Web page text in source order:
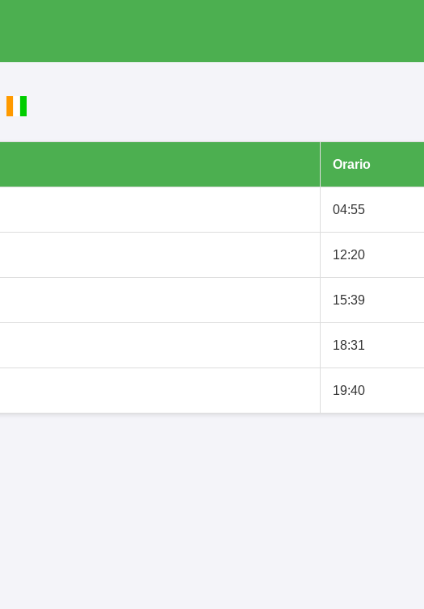
Orario
04:55
12:20
15:39
18:31
19:40